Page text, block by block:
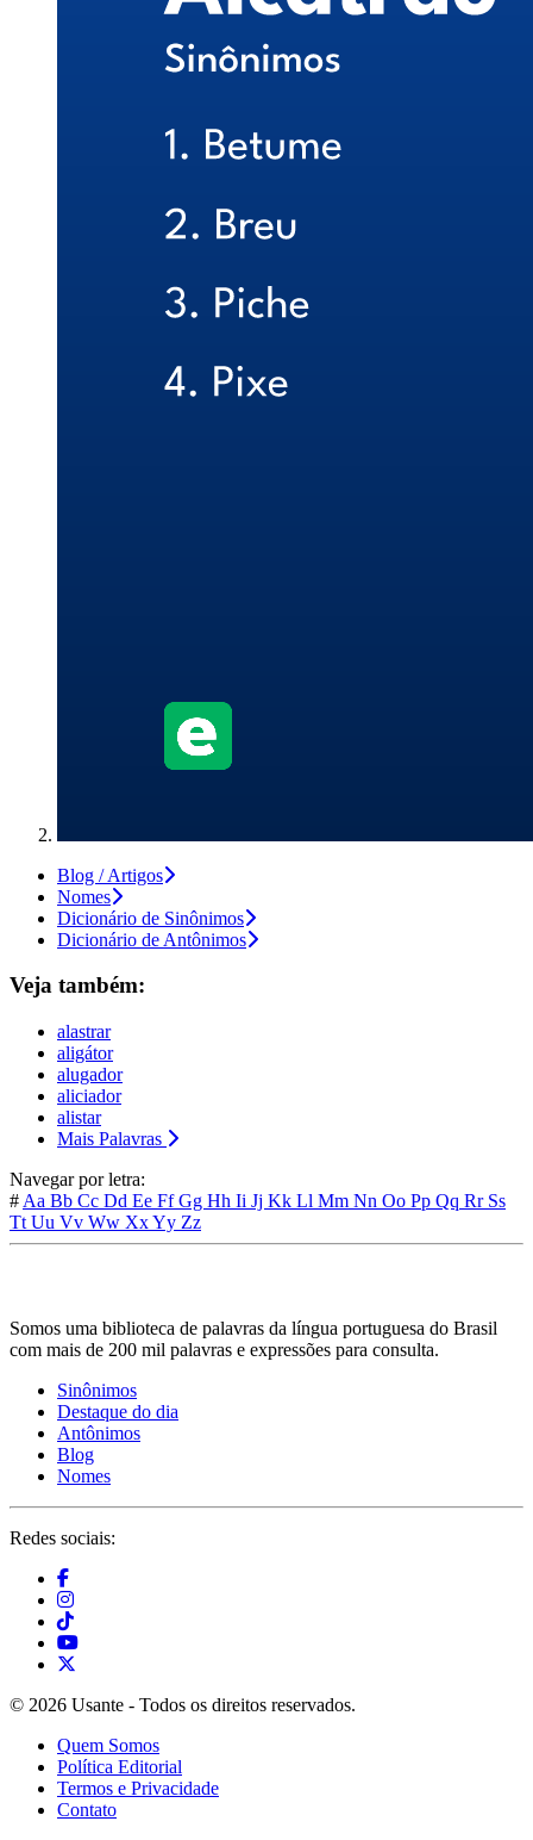
Blog / Artigos
Nomes
Dicionário de Sinônimos
Dicionário de Antônimos
Veja também:
alastrar
aligátor
alugador
aliciador
alistar
Mais Palavras
Navegar por letra:
# Aa Bb Cc Dd Ee FfGg Hh Ii Jj Kk Ll Mm Nn Oo Pp Qq Rr Ss
Tt Uu Vv Ww XxYy Zz
Somos uma biblioteca de palavras da língua portuguesa do Brasil
com mais de 200 mil palavras e expressões para consulta.
Sinônimos
Destaque do dia
Antônimos
Blog
Nomes
Redes sociais:
© 2026 Usante - Todos os direitos reservados.
Quem Somos
Política Editorial
Termos e Privacidade
Contato